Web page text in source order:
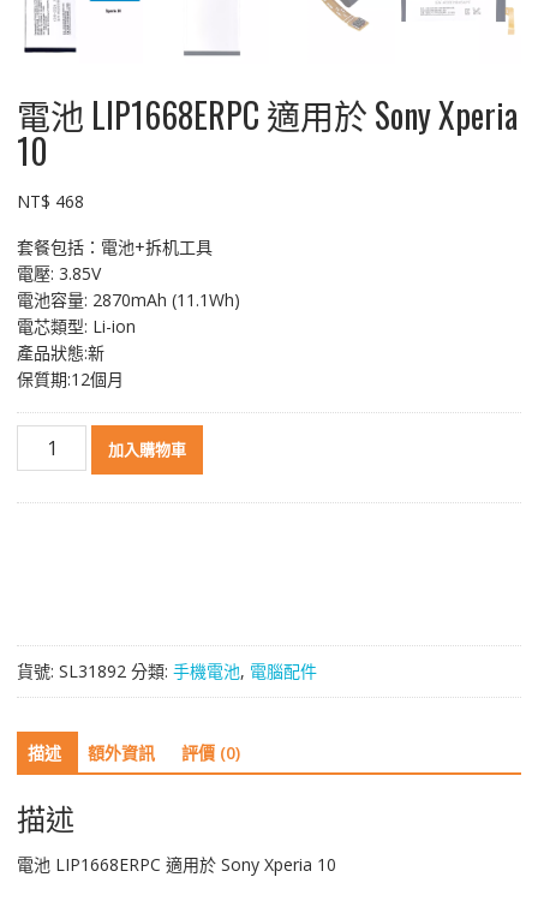
電池 LIP1668ERPC 適用於 Sony Xperia
10
NT$ 468
套餐包括：電池+拆机工具
電壓: 3.85V
電池容量: 2870mAh (11.1Wh)
電芯類型: Li-ion
產品狀態:新
保質期:12個月
10
數
量
加入購物車
貨號: SL31892 分類: 手機電池, 電腦配件
描述 額外資訊 評價 (0)
描述
電池 LIP1668ERPC 適用於 Sony Xperia 10